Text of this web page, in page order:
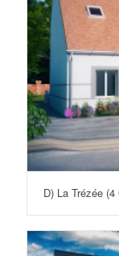
D) La Trézée